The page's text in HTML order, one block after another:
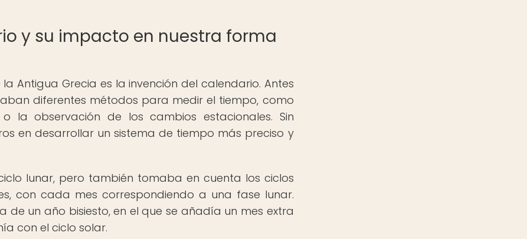
y su impacto en nuestra forma
Antigua Grecia es la invención del calendario. Antes
diferentes métodos para medir el tiempo, como
la observación de los cambios estacionales. Sin
en desarrollar un sistema de tiempo más preciso y
lunar, pero también tomaba en cuenta los ciclos
con cada mes correspondiendo a una fase lunar.
de un año bisiesto, en el que se añadía un mes extra
con el ciclo solar.